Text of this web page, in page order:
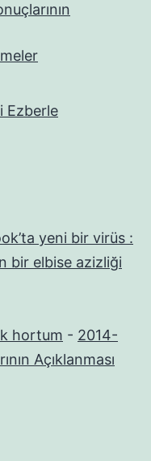
Ezberle
yeni bir virüs :
bir elbise azizliği
hortum - 2014-
Açıklanması